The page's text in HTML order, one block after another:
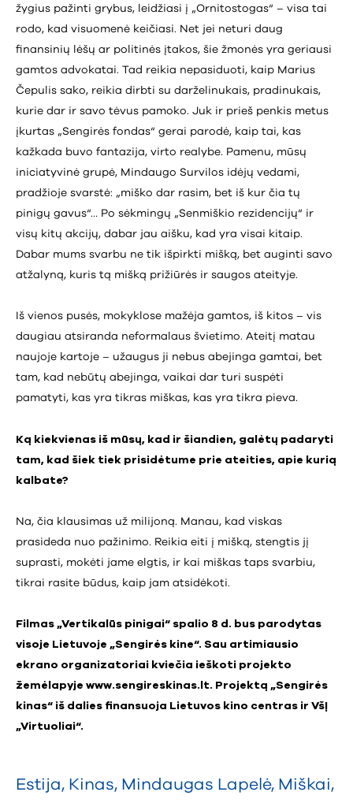
žygius pažinti grybus, leidžiasi į „Ornitostogas“ – visa tai
rodo, kad visuomenė keičiasi. Net jei neturi daug
finansinių lėšų ar politinės įtakos, šie žmonės yra geriausi
gamtos advokatai. Tad reikia nepasiduoti, kaip Marius
Čepulis sako, reikia dirbti su darželinukais, pradinukais,
kurie dar ir savo tėvus pamoko. Juk ir prieš penkis metus
įkurtas „Sengirės fondas“ gerai parodė, kaip tai, kas
kažkada buvo fantazija, virto realybe. Pamenu, mūsų
iniciatyvinė grupė, Mindaugo Survilos idėjų vedami,
pradžioje svarstė: „miško dar rasim, bet iš kur čia tų
pinigų gavus“… Po sėkmingų „Senmiškio rezidencijų“ ir
visų kitų akcijų, dabar jau aišku, kad yra visai kitaip.
Dabar mums svarbu ne tik išpirkti mišką, bet auginti savo
atžalyną, kuris tą mišką prižiūrės ir saugos ateityje.
Iš vienos pusės, mokyklose mažėja gamtos, iš kitos – vis
daugiau atsiranda neformalaus švietimo. Ateitį matau
naujoje kartoje – užaugus ji nebus abejinga gamtai, bet
tam, kad nebūtų abejinga, vaikai dar turi suspėti
pamatyti, kas yra tikras miškas, kas yra tikra pieva.
Ką kiekvienas iš mūsų, kad ir šiandien, galėtų padaryti
tam, kad šiek tiek prisidėtume prie ateities, apie kurią
kalbate?
Na, čia klausimas už milijoną. Manau, kad viskas
prasideda nuo pažinimo. Reikia eiti į mišką, stengtis jį
suprasti, mokėti jame elgtis, ir kai miškas taps svarbiu,
tikrai rasite būdus, kaip jam atsidėkoti.
Filmas „Vertikalūs pinigai“ spalio 8 d. bus parodytas
visoje Lietuvoje „Sengirės kine“. Sau artimiausio
ekrano organizatoriai kviečia ieškoti projekto
žemėlapyje www.sengireskinas.lt. Projektą „Sengirės
kinas“ iš dalies finansuoja Lietuvos kino centras ir VšĮ
„Virtuoliai“.
Estija, Kinas, Mindaugas Lapelė, Miškai,